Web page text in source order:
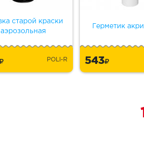
старой краски
аэрозольная
POLI-R
Герметик
543